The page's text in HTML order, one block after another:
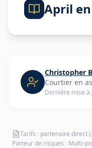
April
Christopher
Courtier en
Dernière mise à
Tarifs : partenaire direct
Porteur de risques : Multi-